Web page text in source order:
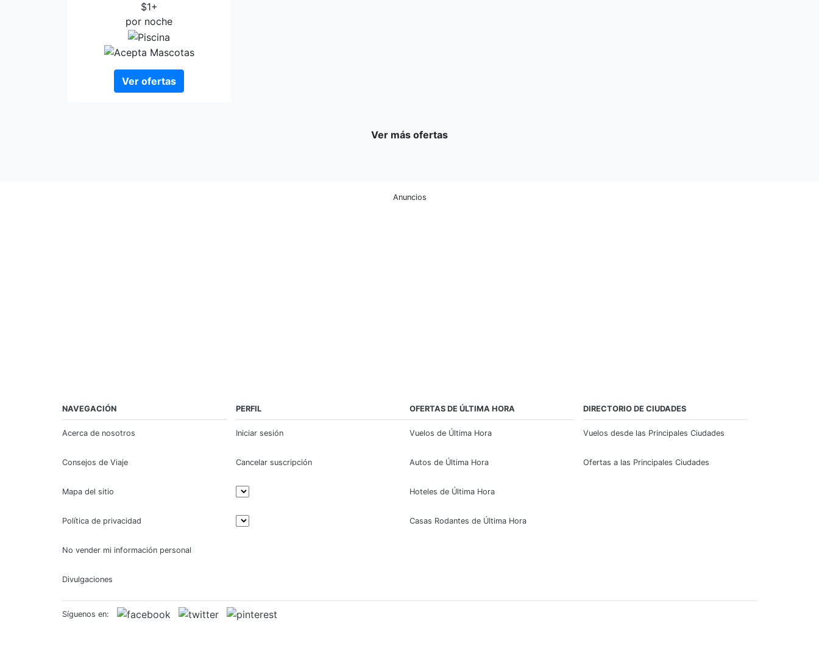
$1+
por noche
Ver ofertas
Ver más ofertas
Anuncios
NAVEGACIÓN
Acerca de nosotros
Consejos de Viaje
Mapa del sitio
Política de privacidad
No vender mi información personal
Divulgaciones
PERFIL
Iniciar sesión
Cancelar suscripción
OFERTAS DE ÚLTIMA HORA
Vuelos de Última Hora
Autos de Última Hora
Hoteles de Última Hora
Casas Rodantes de Última Hora
DIRECTORIO DE CIUDADES
Vuelos desde las Principales Ciudades
Ofertas a las Principales Ciudades
Síguenos en: